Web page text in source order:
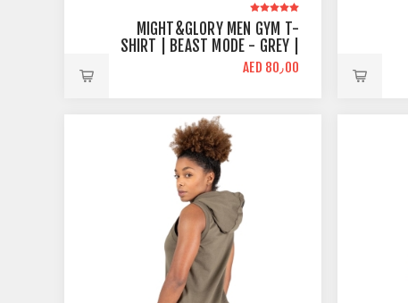
MIGHT&GLORY MEN GYM T-
SHIRT | BEAST MODE - GREY |
ATHLETIC FIT
AED 80٫00